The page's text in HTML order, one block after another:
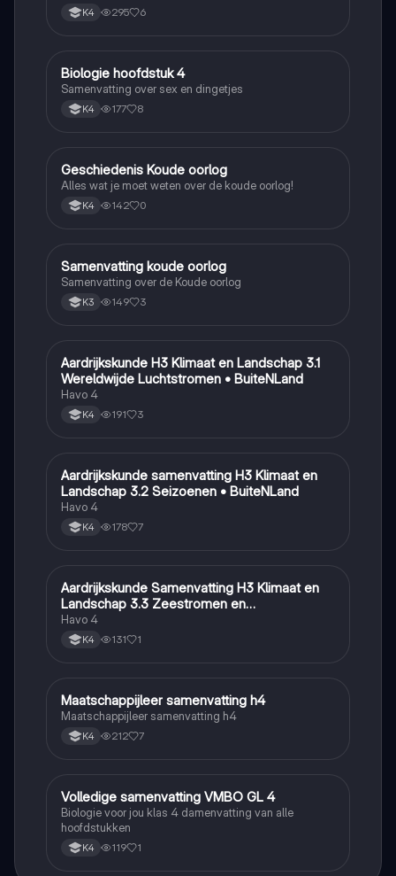
K4 295 6
Biologie
Biologie hoofdstuk 4
Samenvatting over sex en dingetjes
K4 177 8
Geschiedenis
Geschiedenis Koude oorlog
Alles wat je moet weten over de koude oorlog!
K4 142 0
Geschiedenis
Samenvatting koude oorlog
Samenvatting over de Koude oorlog
K3 149 3
Aardrijkskunde
Aardrijkskunde H3 Klimaat en Landschap 3.1
Wereldwijde Luchtstromen • BuiteNLand
Havo 4
K4 191 3
Aardrijkskunde
Aardrijkskunde samenvatting H3 Klimaat en
Landschap 3.2 Seizoenen • BuiteNLand
Havo 4
K4 178 7
Aardrijkskunde
Aardrijkskunde Samenvatting H3 Klimaat en
Landschap 3.3 Zeestromen en
Klimaatgebieden • BuiteNLand
Havo 4
K4 131 1
Maatschappijleer
Maatschappijleer samenvatting h4
Maatschappijleer samenvatting h4
K4 212 7
Biologie
Volledige samenvatting VMBO GL 4
Biologie voor jou klas 4 damenvatting van alle
hoofdstukken
K4 119 1